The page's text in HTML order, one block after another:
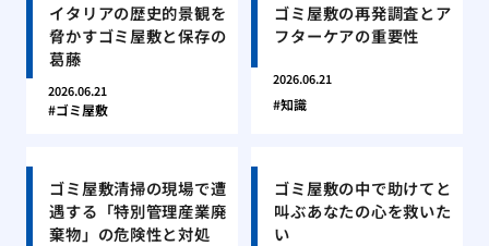
イタリアの歴史的景観を
脅かすゴミ屋敷と保存の
葛藤
2026.06.21
ゴミ屋敷
ゴミ屋敷の再発調査とア
フターケアの重要性
2026.06.21
知識
ゴミ屋敷清掃の現場で遭
遇する「特別管理産業廃
棄物」の危険性と対処
ゴミ屋敷の中で助けてと
叫ぶあなたの心を救いた
い